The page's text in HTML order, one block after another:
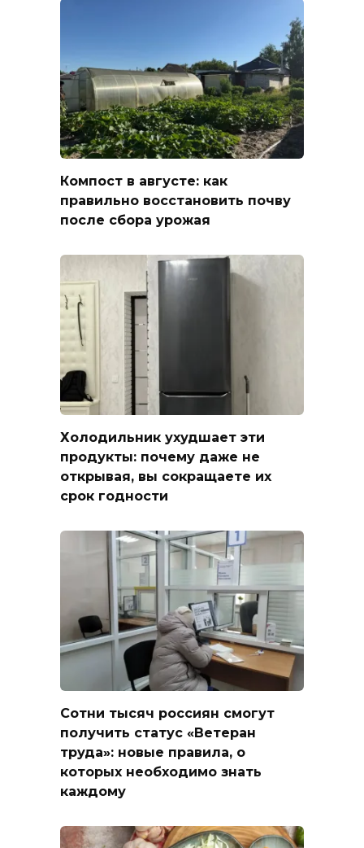
Компост в августе: как
правильно восстановить почву
после сбора урожая
Холодильник ухудшает эти
продукты: почему даже не
открывая, вы сокращаете их
срок годности
Сотни тысяч россиян смогут
получить статус «Ветеран
труда»: новые правила, о
которых необходимо знать
каждому